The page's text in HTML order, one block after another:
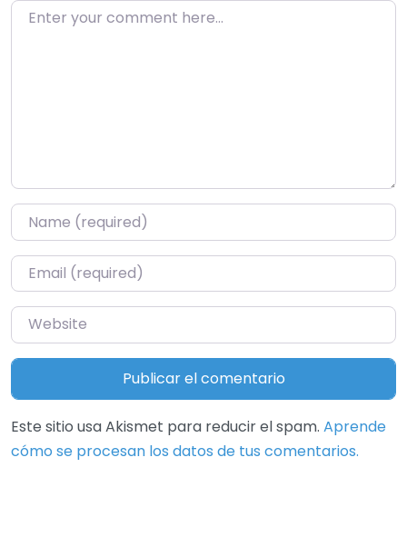
Enter your comment here…
Name*
Email*
Website
Este sitio usa Akismet para reducir el spam. Aprende
cómo se procesan los datos de tus comentarios.